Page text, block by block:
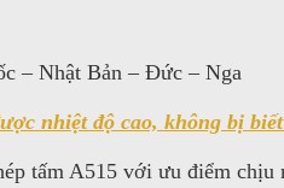
– Nhật Bản – Đức – Nga
nhiệt độ cao, không bị
tấm A515 với ưu điểm